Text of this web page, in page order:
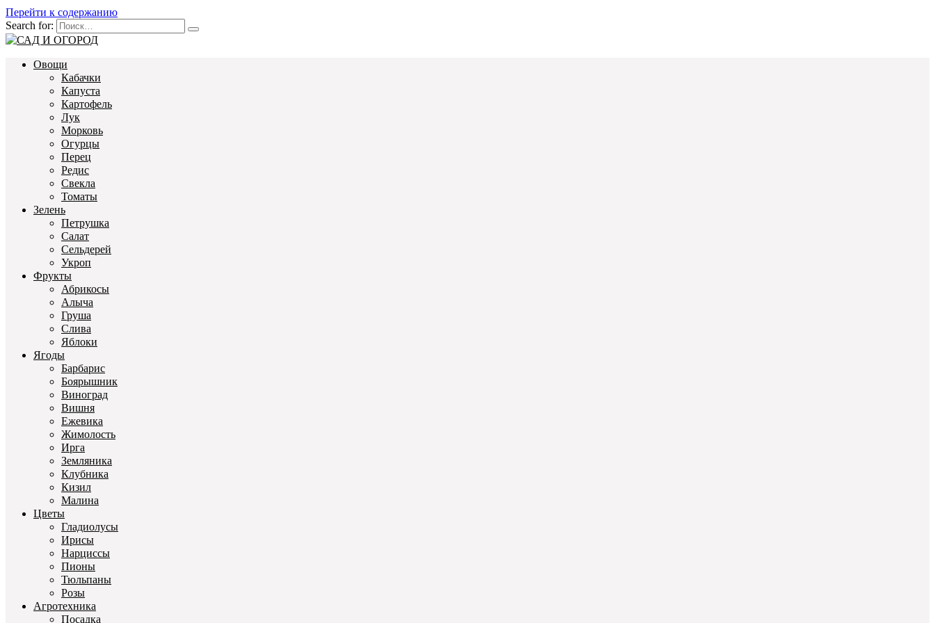
Перейти к содержанию
Search for:
Овощи
Кабачки
Капуста
Картофель
Лук
Морковь
Огурцы
Перец
Редис
Свекла
Томаты
Зелень
Петрушка
Салат
Сельдерей
Укроп
Фрукты
Абрикосы
Алыча
Груша
Слива
Яблоки
Ягоды
Барбарис
Боярышник
Виноград
Вишня
Ежевика
Жимолость
Ирга
Земляника
Клубника
Кизил
Малина
Цветы
Гладиолусы
Ирисы
Нарциссы
Пионы
Тюльпаны
Розы
Агротехника
Посадка